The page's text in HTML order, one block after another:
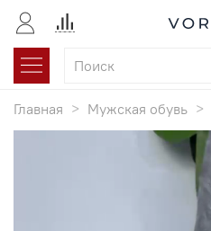
Главная Мужская обувь